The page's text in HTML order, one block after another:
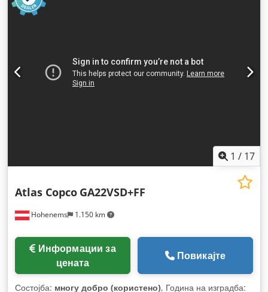
1 / 17
Hohenems 1.150 km
Atlas Copco GA22VSD+FF
цената
Повикајте
Состојба: многу добро (користено), Година на изградба: